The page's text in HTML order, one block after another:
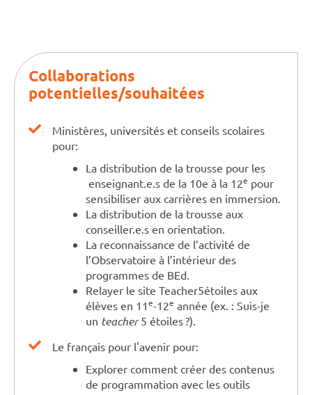
Collaborations
potentielles/souhaitées
Ministères, universités et conseils scolaires
pour:
La distribution de la trousse pour les
enseignant.e.s de la 10e à la 12e pour
sensibiliser aux carrières en immersion.
La distribution de la trousse aux
conseiller.e.s en orientation.
La reconnaissance de l’activité de
l’Observatoire à l’intérieur des
programmes de BEd.
Relayer le site Teacher5étoiles aux
élèves en 11e-12e année (ex. : Suis-je
un teacher5 étoiles ?).
Le français pour l'avenir pour:
Explorer comment créer des contenus
de programmation avec les outils